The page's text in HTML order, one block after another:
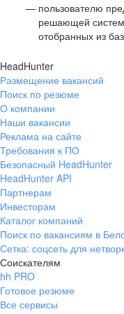
пользователю
решающей
отобранных из
HeadHunter
Размещение вакансий
Поиск по резюме
О компании
Наши вакансии
Реклама на сайте
Требования к ПО
Безопасный HeadHunter
HeadHunter API
Партнерам
Инвесторам
Каталог компаний
Поиск по вакансиям в
Сетка: соцсеть для
Соискателям
hh PRO
Готовое резюме
Все сервисы